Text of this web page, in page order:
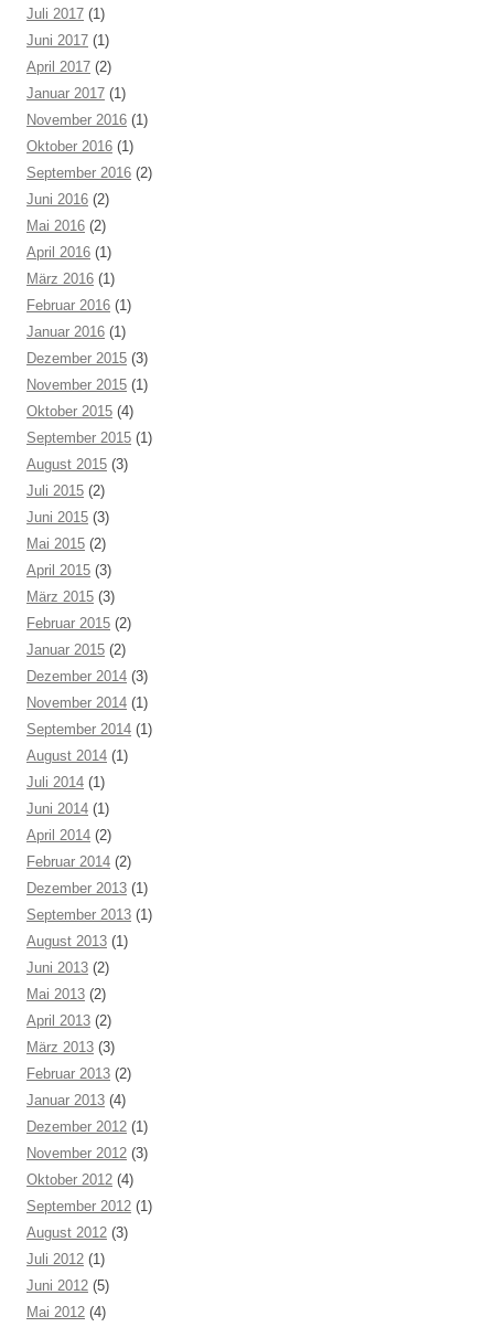
Juli 2017 (1)
Juni 2017 (1)
April 2017 (2)
Januar 2017 (1)
November 2016 (1)
Oktober 2016 (1)
September 2016 (2)
Juni 2016 (2)
Mai 2016 (2)
April 2016 (1)
März 2016 (1)
Februar 2016 (1)
Januar 2016 (1)
Dezember 2015 (3)
November 2015 (1)
Oktober 2015 (4)
September 2015 (1)
August 2015 (3)
Juli 2015 (2)
Juni 2015 (3)
Mai 2015 (2)
April 2015 (3)
März 2015 (3)
Februar 2015 (2)
Januar 2015 (2)
Dezember 2014 (3)
November 2014 (1)
September 2014 (1)
August 2014 (1)
Juli 2014 (1)
Juni 2014 (1)
April 2014 (2)
Februar 2014 (2)
Dezember 2013 (1)
September 2013 (1)
August 2013 (1)
Juni 2013 (2)
Mai 2013 (2)
April 2013 (2)
März 2013 (3)
Februar 2013 (2)
Januar 2013 (4)
Dezember 2012 (1)
November 2012 (3)
Oktober 2012 (4)
September 2012 (1)
August 2012 (3)
Juli 2012 (1)
Juni 2012 (5)
Mai 2012 (4)